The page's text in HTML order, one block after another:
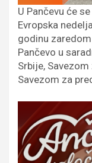
U Pančevu će
Evropska
godinu
Pančevo u
Srbije,
Savezom za